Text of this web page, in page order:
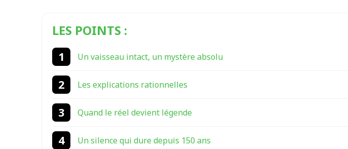
LES POINTS :
Un vaisseau intact, un mystère absolu
Les explications rationnelles
Quand le réel devient légende
Un silence qui dure depuis 150 ans